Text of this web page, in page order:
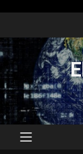
contenido
MENÚ